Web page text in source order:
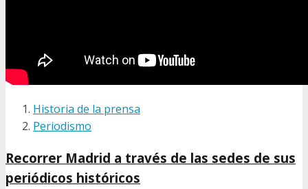
Historia de la prensa
Periodismo
Recorrer Madrid a través de las sedes de sus
periódicos históricos